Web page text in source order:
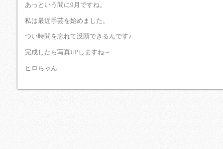
あっという間に9月ですね。
私は最近手芸を始めました。
つい時間を忘れて没頭できるんです♪
完成したら写真UPしますね～
ヒロちゃん